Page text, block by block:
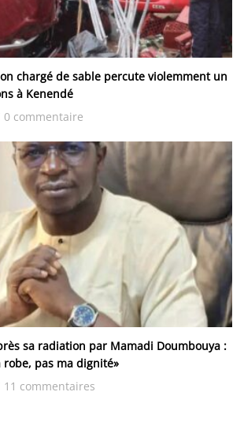
chargé de sable percute violemment un
à Kenendé
0 commentaire
sa radiation par Mamadi Doumbouya :
robe, pas ma dignité»
11 commentaires